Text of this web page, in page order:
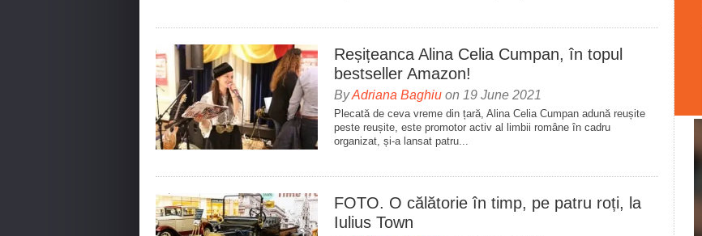
Reșițeanca Alina Celia Cumpan, în topul
bestseller Amazon!
ByAdriana Baghiu on 19 June 2021
Plecată de ceva vreme din țară, Alina Celia Cumpan adună reușite
peste reușite, este promotor activ al limbii române în cadru
organizat, și-a lansat patru...
FOTO. O călătorie în timp, pe patru roți, la
Iulius Town